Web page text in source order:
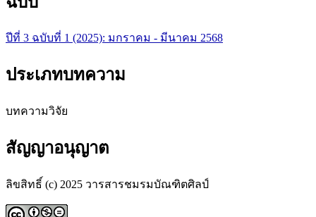
ปีที่ 3 ฉบับที่ 1 (2025): มกราคม - มีนาคม 2568
ประเภทบทความ
บทความวิจัย
สัญญาอนุญาต
ลิขสิทธิ์ (c) 2025 วารสารชมรมบัณฑิตศิลป์